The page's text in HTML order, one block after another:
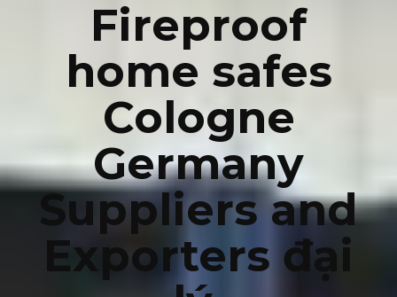
Fireproof
home safes
Cologne
Germany
Suppliers and
Exporters đại